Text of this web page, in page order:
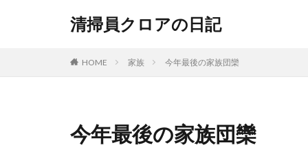
清掃員クロアの日記
HOME 家族 今年最後の家族団欒
今年最後の家族団欒